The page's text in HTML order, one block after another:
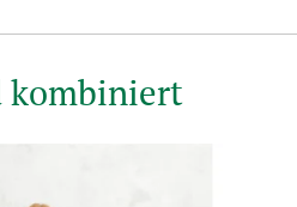
kombiniert